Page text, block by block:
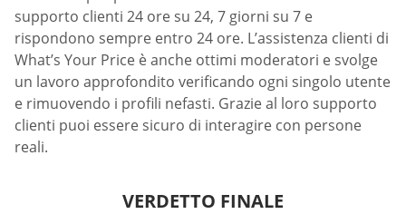
supporto clienti 24 ore su 24, 7 giorni su 7 e
rispondono sempre entro 24 ore. L’assistenza clienti di
What’s Your Price è anche ottimi moderatori e svolge
un lavoro approfondito verificando ogni singolo utente
e rimuovendo i profili nefasti. Grazie al loro supporto
clienti puoi essere sicuro di interagire con persone
reali.
VERDETTO FINALE